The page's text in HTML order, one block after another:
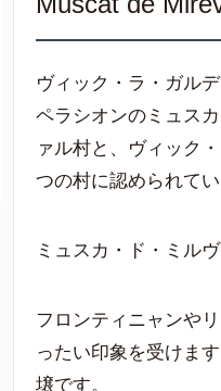
ヴィック・ラ・ガル
ペラシオンのミュス
ァル村と、ヴィック
つの村に認められてい
ミュスカ・ド・ミル
フロンティニャンや
ったい印象を受けま
壌です。